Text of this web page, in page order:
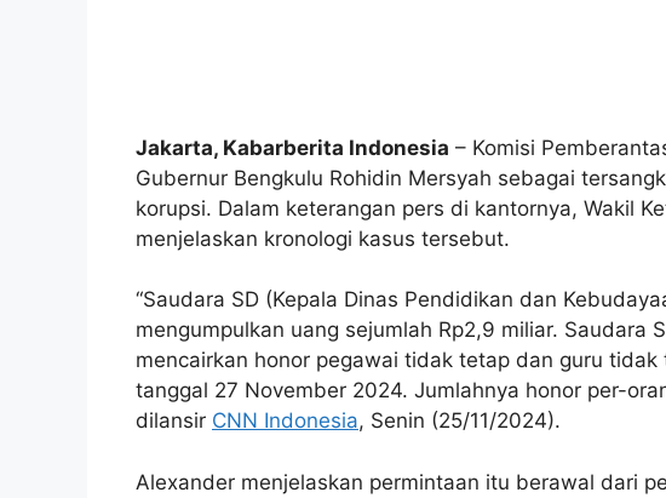
Jakarta, Kabarberita Indonesia – Komisi
Gubernur Bengkulu Rohidin Mersyah sebagai
korupsi. Dalam keterangan pers di kantornya, Wakil
menjelaskan kronologi kasus tersebut.
“Saudara SD (Kepala Dinas Pendidikan dan
mengumpulkan uang sejumlah Rp2,9 miliar. Saudara
mencairkan honor pegawai tidak tetap dan guru
tanggal 27 November 2024. Jumlahnya honor per-
dilansir CNN Indonesia, Senin (25/11/2024).
Alexander menjelaskan permintaan itu berawal dari